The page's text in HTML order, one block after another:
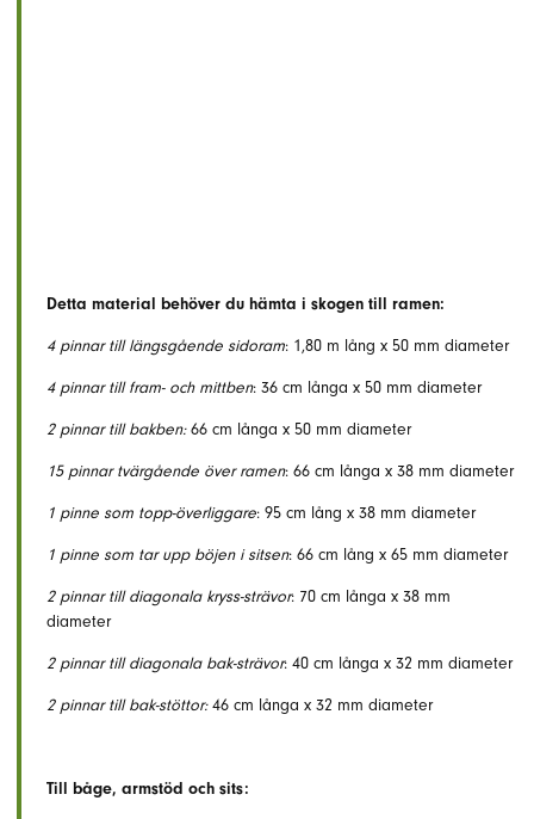
Detta material behöver du hämta i skogen till ramen:
4 pinnar till längsgående sidoram: 1,80 m lång x 50 mm diameter
4 pinnar till fram- och mittben: 36 cm långa x 50 mm diameter
2 pinnar till bakben:66 cm långa x 50 mm diameter
15 pinnar tvärgående över ramen: 66 cm långa x 38 mm diameter
1 pinne som topp-överliggare: 95 cm lång x 38 mm diameter
1 pinne som tar upp böjen i sitsen: 66 cm lång x 65 mm diameter
2 pinnar till diagonala kryss-strävor: 70 cm långa x 38 mm
diameter
2 pinnar till diagonala bak-strävor: 40 cm långa x 32 mm diameter
2 pinnar till bak-stöttor:46 cm långa x 32 mm diameter
Till båge, armstöd och sits: